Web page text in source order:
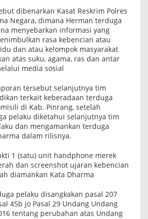
a
n
d
i
M
e
d
s
o
dibenarkan Kasat Reskrim Polres
Negara, dimana Herman terduga
menyebarkan informasi yang
rasa kebencian atau
dan atau kelompok masyarakat
atas suku, agama, ras dan antar
media sosial
tersebut selanjutnya tim
terkait keberadaan terduga
di Kab. Pinrang, setelah
pelaku diketahui selanjutnya tim
dan mengamankan terduga
dalam rilisnya.
1 (satu) unit handphone merek
dan screenshot ujaran kebencian
diamankan Kata Dharma
pelaku disangkakan pasal 207
45b jo Pasal 29 Undang Undang
tentang perubahan atas Undang